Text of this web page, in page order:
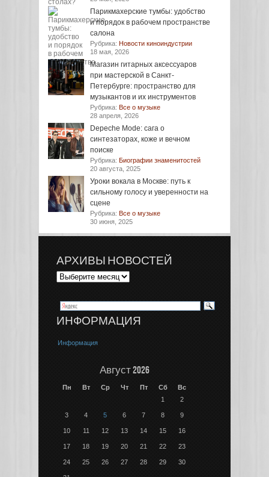
Парикмахерские тумбы: удобство
и порядок в рабочем пространстве
салона
Рубрика: Новости киноиндустрии
18 мая, 2026
Магазин гитарных аксессуаров
при мастерской в Санкт-
Петербурге: пространство для
музыкантов и их инструментов
Рубрика: Все о музыке
28 апреля, 2026
Depeche Mode: сага о
синтезаторах, коже и вечном
поиске
Рубрика: Биографии знаменитостей
20 августа, 2025
Уроки вокала в Москве: путь к
сильному голосу и уверенности на
сцене
Рубрика: Все о музыке
30 июня, 2025
АРХИВЫ НОВОСТЕЙ
ИНФОРМАЦИЯ
Информация
Август 2026
Пн Вт Ср Чт Пт Сб
Вс
1
2
3 4 5 6 7 8 9
10 11 12 13 14 15 16
17 18 19 20 21 22 23
24 25 26 27 28 29 30